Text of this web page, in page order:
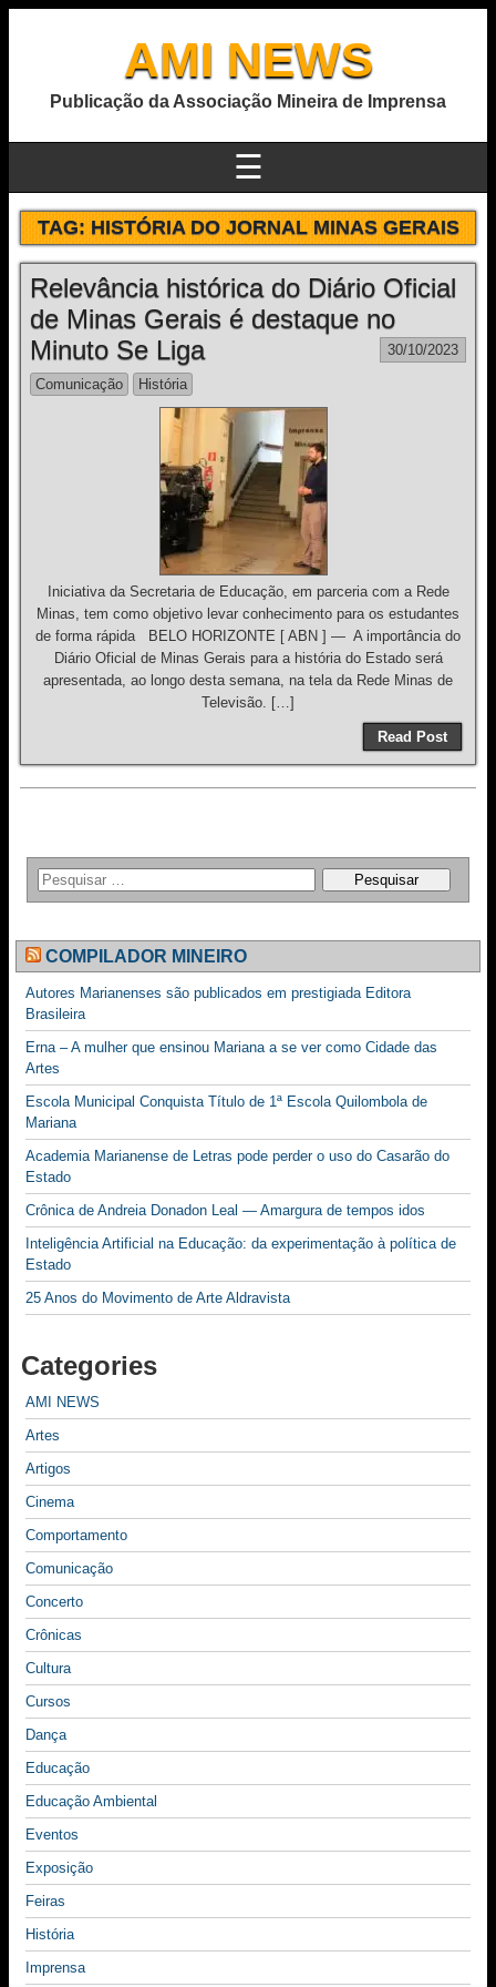
AMI NEWS
Publicação da Associação Mineira de Imprensa
☰
TAG:HISTÓRIA DO JORNAL MINAS GERAIS
Relevância histórica do Diário Oficial
de Minas Gerais é destaque no
Minuto Se Liga
30/10/2023
Comunicação História
Iniciativa da Secretaria de Educação, em parceria com a Rede
Minas, tem como objetivo levar conhecimento para os estudantes
de forma rápida BELO HORIZONTE [ ABN ] — A importância do
Diário Oficial de Minas Gerais para a história do Estado será
apresentada, ao longo desta semana, na tela da Rede Minas de
Televisão. […]
Read Post
COMPILADOR MINEIRO
Autores Marianenses são publicados em prestigiada Editora
Brasileira
Erna – A mulher que ensinou Mariana a se ver como Cidade das
Artes
Escola Municipal Conquista Título de 1ª Escola Quilombola de
Mariana
Academia Marianense de Letras pode perder o uso do Casarão do
Estado
Crônica de Andreia Donadon Leal — Amargura de tempos idos
Inteligência Artificial na Educação: da experimentação à política de
Estado
25 Anos do Movimento de Arte Aldravista
Categories
AMI NEWS
Artes
Artigos
Cinema
Comportamento
Comunicação
Concerto
Crônicas
Cultura
Cursos
Dança
Educação
Educação Ambiental
Eventos
Exposição
Feiras
História
Imprensa